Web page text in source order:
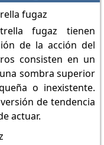
fugaz tienen
de la acción del
consisten en un
sombra superior
o inexistente.
de tendencia
actuar.